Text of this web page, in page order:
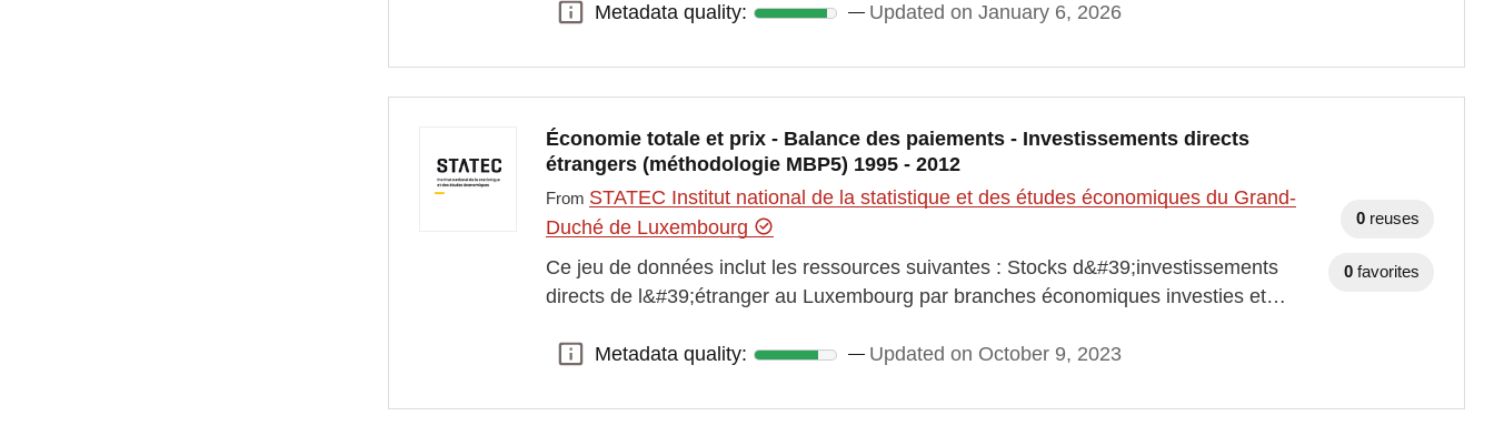
Metadata quality:
Metadata quality: Updated on January 6, 2026
Économie totale et prix - Balance des paiements - Investissements directs
étrangers (méthodologie MBP5) 1995 - 2012
From STATEC Institut national de la statistique et des études économiques du Grand-
Duché de Luxembourg
Ce jeu de données inclut les ressources suivantes : Stocks d&#39;investissements
directs de l&#39;étranger au Luxembourg par branches économiques investies et…
Metadata quality:
Metadata quality: Updated on October 9, 2023
0 reuses
0 favorites